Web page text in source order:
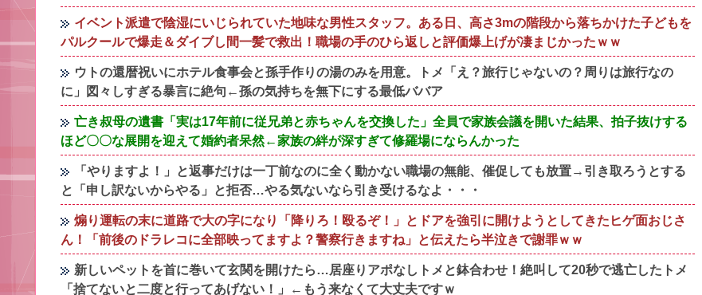
イベント派遣で陰湿にいじられていた地味な男性スタッフ。ある日、高さ3mの階段から落ちかけた子どもを
パルクールで爆走＆ダイブし間一髪で救出！職場の手のひら返しと評価爆上げが凄まじかったｗｗ
ウトの還暦祝いにホテル食事会と孫手作りの湯のみを用意。トメ「え？旅行じゃないの？周りは旅行なの
に」図々しすぎる暴言に絶句←孫の気持ちを無下にする最低ババア
亡き叔母の遺書「実は17年前に従兄弟と赤ちゃんを交換した」全員で家族会議を開いた結果、拍子抜けする
ほど〇〇な展開を迎えて婚約者呆然←家族の絆が深すぎて修羅場にならんかった
「やりますよ！」と返事だけは一丁前なのに全く動かない職場の無能、催促しても放置→引き取ろうとする
と「申し訳ないからやる」と拒否…やる気ないなら引き受けるなよ・・・
煽り運転の末に道路で大の字になり「降りろ！殴るぞ！」とドアを強引に開けようとしてきたヒゲ面おじさ
ん！「前後のドラレコに全部映ってますよ？警察行きますね」と伝えたら半泣きで謝罪ｗｗ
新しいペットを首に巻いて玄関を開けたら…居座りアポなしトメと鉢合わせ！絶叫して20秒で逃亡したトメ
「捨てないと二度と行ってあげない！」←もう来なくて大丈夫ですｗ